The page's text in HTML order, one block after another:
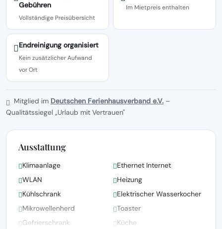
Gebühren
Vollständige Preisübersicht
Im Mietpreis enthalten
Endreinigung organisiert
Kein zusätzlicher Aufwand
vor Ort
Mitglied im Deutschen Ferienhausverband e.V. –
Qualitätssiegel „Urlaub mit Vertrauen"
Ausstattung
Klimaanlage
Ethernet Internet
WLAN
Heizung
Kühlschrank
Elektrischer Wasserkocher
Mikrowellenherd
Toaster
Gefrierschrank
Küche